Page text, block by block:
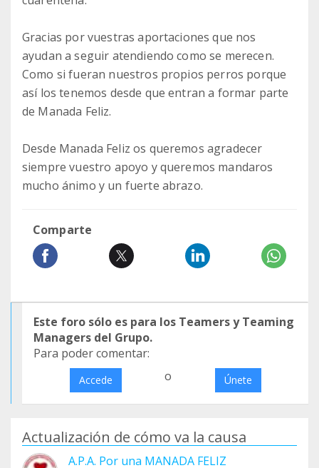
Gracias por vuestras aportaciones que nos
ayudan a seguir atendiendo como se merecen.
Como si fueran nuestros propios perros porque
así los tenemos desde que entran a formar parte
de Manada Feliz.
Desde Manada Feliz os queremos agradecer
siempre vuestro apoyo y queremos mandaros
mucho ánimo y un fuerte abrazo.
Comparte
Este foro sólo es para los Teamers y Teaming
Managers del Grupo.
Para poder comentar:
Accede o Únete
Actualización de cómo va la causa
A.P.A. Por una MANADA FELIZ